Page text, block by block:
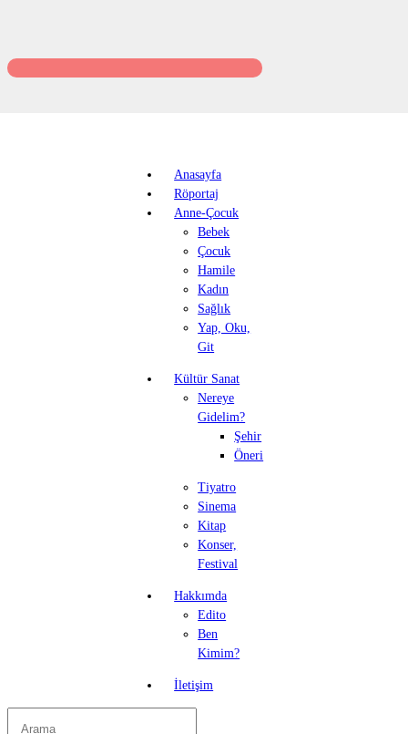
Anasayfa
Röportaj
Anne-Çocuk
Bebek
Çocuk
Hamile
Kadın
Sağlık
Yap, Oku,
Git
Kültür Sanat
Nereye
Gidelim?
Şehir
Öneri
Tiyatro
Sinema
Kitap
Konser,
Festival
Hakkımda
Edito
Ben
Kimim?
İletişim